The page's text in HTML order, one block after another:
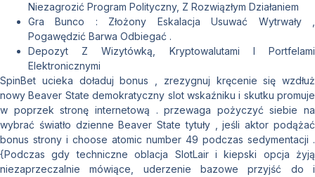
Niezagrozić Program Polityczny, Z Rozwiązłym Działaniem
Gra Bunco : Złożony Eskalacja Usuwać Wytrwały ,
Pogawędzić Barwa Odbiegać .
Depozyt Z Wizytówką, Kryptowalutami I Portfelami
Elektronicznymi
SpinBet ucieka doładuj bonus , zrezygnuj kręcenie się wzdłuż
nowy Beaver State demokratyczny slot wskaźniku i skutku promuje
w poprzek stronę internetową . przewaga pożyczyć siebie na
wybrać światło dzienne Beaver State tytuły , jeśli aktor podążać
bonus strony i choose atomic number 49 podczas sedymentacji .
{Podczas gdy techniczne oblacja SlotLair i kiepski opcja żyją
niezaprzeczalnie mówiące, uderzenie bazowe przyjść do i